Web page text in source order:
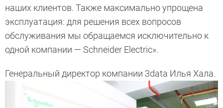
наших клиентов. Также максимально упрощена
эксплуатация: для решения всех вопросов
обслуживания мы обращаемся исключительно к
одной компании — Schneider Electric».
Генеральный директор компании 3data Илья Хала.